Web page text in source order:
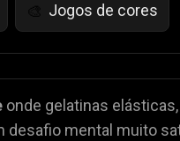
🎨 Jogos de cores
onde gelatinas
mental muito